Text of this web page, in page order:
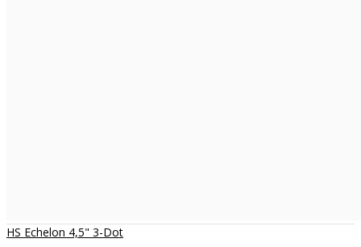
HS Echelon 4,5" 3-Dot